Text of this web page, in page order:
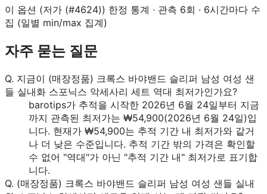
이 옵션 (저가 (#4624)) 한정 통계 · 관측 6회 · 6시간마다 수
집 (일별 min/max 집계)
자주 묻는 질문
Q. 지금이 (매장정품) 크록스 바야밴드 슬리퍼 남성 여성 샌
들 실내화 스포닉스 악세사리 세트 역대 최저가인가요?
barotips가 추적을 시작한 2026년 6월 24일부터 지금
까지 관측된 최저가는 ₩54,900(2026년 6월 24일)입
니다. 현재가 ₩54,900는 추적 기간 내 최저가와 같거
나 더 낮은 수준입니다. 추적 기간 밖의 가격은 확인할
수 없어 "역대"가 아닌 "추적 기간 내" 최저가로 표기합
니다.
Q. (매장정품) 크록스 바야밴드 슬리퍼 남성 여성 샌들 실내